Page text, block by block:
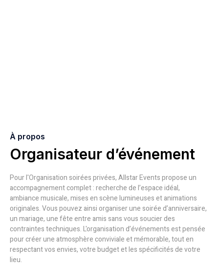
À propos
Organisateur d’événement
Pour l'Organisation soirées privées, Allstar Events propose un
accompagnement complet : recherche de l’espace idéal,
ambiance musicale, mises en scène lumineuses et animations
originales. Vous pouvez ainsi organiser une soirée d’anniversaire,
un mariage, une fête entre amis sans vous soucier des
contraintes techniques. L'organisation d’événements est pensée
pour créer une atmosphère conviviale et mémorable, tout en
respectant vos envies, votre budget et les spécificités de votre
lieu.